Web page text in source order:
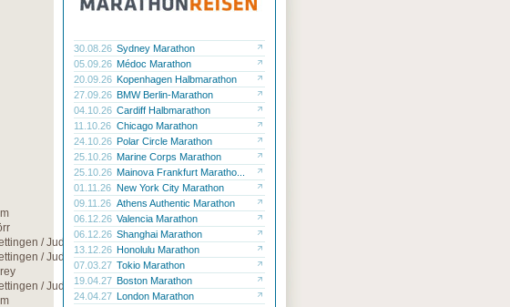
/ Judith Strack
/ Judith Strack
/ Judith Strack
30.08.26 Sydney Marathon
05.09.26 Médoc Marathon
20.09.26 Kopenhagen Halbmarathon
27.09.26 BMW Berlin-Marathon
04.10.26 Cardiff Halbmarathon
11.10.26 Chicago Marathon
24.10.26 Polar Circle Marathon
25.10.26 Marine Corps Marathon
25.10.26 Mainova Frankfurt Maratho...
01.11.26 New York City Marathon
09.11.26 Athens Authentic Marathon
06.12.26 Valencia Marathon
06.12.26 Shanghai Marathon
13.12.26 Honolulu Marathon
07.03.27 Tokio Marathon
19.04.27 Boston Marathon
24.04.27 London Marathon